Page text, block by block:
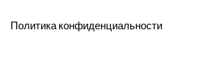
Политика конфиденциальности